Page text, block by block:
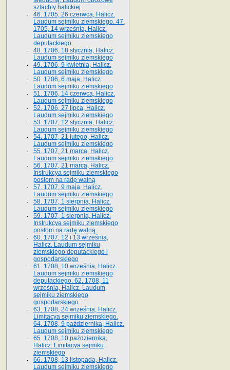
szlachty halickiej
46. 1705, 26 czerwca, Halicz.
Laudum sejmiku ziemskiego. 47.
1705, 14 września, Halicz.
Laudum sejmiku ziemskiego
deputackiego
48. 1706, 18 stycznia, Halicz.
Laudum sejmiku ziemskiego
49. 1706, 9 kwietnia, Halicz.
Laudum sejmiku ziemskiego
50. 1706, 6 maja, Halicz.
Laudum sejmiku ziemskiego
51. 1706, 14 czerwca, Halicz.
Laudum sejmiku ziemskiego
52. 1706, 27 lipca, Halicz.
Laudum sejmiku ziemskiego
53. 1707, 12 stycznia, Halicz.
Laudum sejmiku ziemskiego
54. 1707, 21 lutego, Halicz.
Laudum sejmiku ziemskiego
55. 1707, 21 marca, Halicz.
Laudum sejmiku ziemskiego
56. 1707, 21 marca, Halicz.
Instrukcya sejmiku ziemskiego
posłom na radę walną
57. 1707, 9 maja, Halicz.
Laudum sejmiku ziemskiego
58. 1707, 1 sierpnia, Halicz.
Laudum sejmiku ziemskiego
59. 1707, 1 sierpnia, Halicz.
Instrukcya sejmiku ziemskiego
posłom na radę walną
60. 1707, 12 i 13 września,
Halicz. Laudum sejmiku
ziemskiego deputackiego i
gospodarskiego
61. 1708, 10 września, Halicz.
Laudum sejmiku ziemskiego
deputackiego. 62. 1708, 11
września, Halicz. Laudum
sejmiku ziemskiego
gospodarskiego
63. 1708, 24 września, Halicz.
Limitacya sejmiku ziemskiego.
64. 1708, 9 października, Halicz.
Laudum sejmiku ziemskiego
65­. 1708, 10 października,
Halicz. Limitacya sejmiku
ziemskiego
66. 1708, 13 listopada, Halicz.
Laudum sejmiku ziemskiego